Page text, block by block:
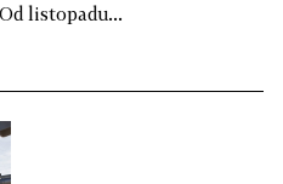
listopadu...